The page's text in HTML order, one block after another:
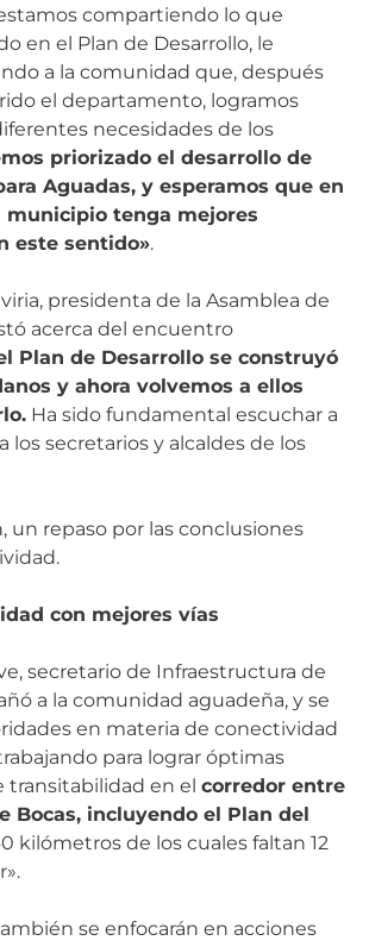
compartiendo lo que
en el Plan de Desarrollo, le
a la comunidad que, después
el departamento, logramos
necesidades de los
priorizado el desarrollo de
Aguadas, y esperamos que en
municipio tenga mejores
este sentido».
presidenta de la Asamblea de
acerca del encuentro
Plan de Desarrollo se construyó
y ahora volvemos a ellos
Ha sido fundamental escuchar a
los secretarios y alcaldes de los
un repaso por las conclusiones
con mejores vías
secretario de Infraestructura de
a la comunidad aguadeña, y se
en materia de conectividad
para lograr óptimas
transitabilidad en el corredor entre
Bocas, incluyendo el Plan del
kilómetros de los cuales faltan 12
se enfocarán en acciones